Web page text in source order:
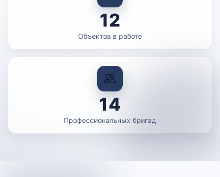
12
Объектов в работе
14
Профессиональных бригад